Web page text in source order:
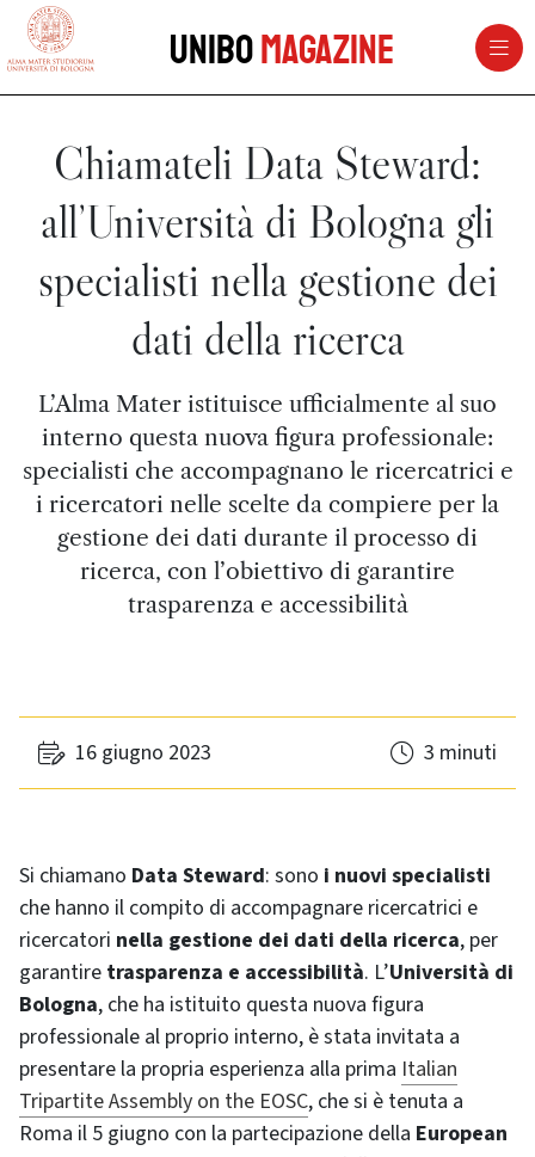
vai al contenuto della pagina
UniboMagazine
Chiamateli Data Steward:
all’Università di Bologna gli
specialisti nella gestione dei
dati della ricerca
L’Alma Mater istituisce ufficialmente al suo
interno questa nuova figura professionale:
specialisti che accompagnano le ricercatrici e
i ricercatori nelle scelte da compiere per la
gestione dei dati durante il processo di
ricerca, con l’obiettivo di garantire
trasparenza e accessibilità
16 giugno 2023 3 minuti
Si chiamano Data Steward: sono i nuovi specialisti
che hanno il compito di accompagnare ricercatrici e
ricercatori nella gestione dei dati della ricerca, per
garantire trasparenza e accessibilità. L’Università di
Bologna, che ha istituito questa nuova figura
professionale al proprio interno, è stata invitata a
presentare la propria esperienza alla prima Italian
Tripartite Assembly on the EOSC, che si è tenuta a
Roma il 5 giugno con la partecipazione della European